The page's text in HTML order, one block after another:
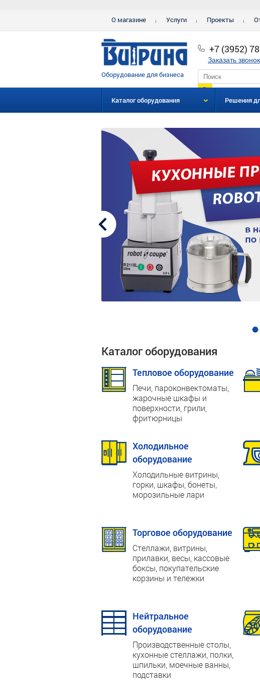
О магазине Услуги Проекты
Оборудование для бизнеса
+7 (3952)
Заказать звонок
Каталог оборудования Решения
Каталог оборудования
Тепловое оборудование
Печи, пароконвектоматы,
жарочные шкафы и
поверхности, грили,
фритюрницы
Холодильное
оборудование
Холодильные витрины,
горки, шкафы, бонеты,
морозильные лари
Торговое оборудование
Стеллажи, витрины,
прилавки, весы, кассовые
боксы, покупательские
корзины и тележки
Нейтральное
оборудование
Производственные столы,
кухонные стеллажи, полки,
шпильки, моечные ванны,
подставки